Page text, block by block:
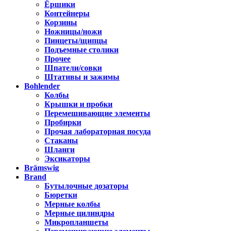
Ёршики
Контейнеры
Корзины
Ножницы/ножи
Пинцеты/щипцы
Подъемные столики
Прочее
Шпатели/совки
Штативы и зажимы
Bohlender
Колбы
Крышки и пробки
Перемешивающие элементы
Пробирки
Прочая лабораторная посуда
Стаканы
Шланги
Эксикаторы
Brämswig
Brand
Бутылочные дозаторы
Бюретки
Мерные колбы
Мерные цилиндры
Микропланшеты